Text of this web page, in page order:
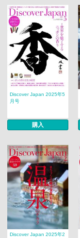
Discover Japan 2025年5
月号
購入
Discover Japan 2025年2